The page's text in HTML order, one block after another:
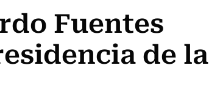
Fuentes
de la